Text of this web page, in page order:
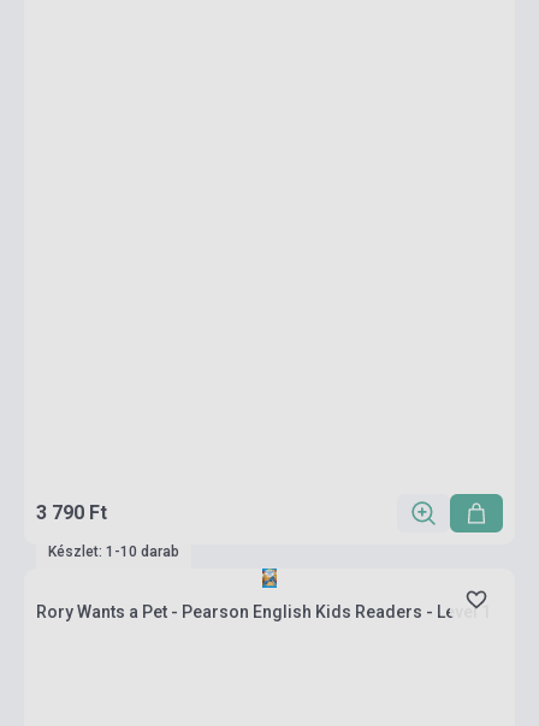
3 790 Ft
Készlet: 1-10 darab
Rory Wants a Pet - Pearson English Kids Readers - Level 1